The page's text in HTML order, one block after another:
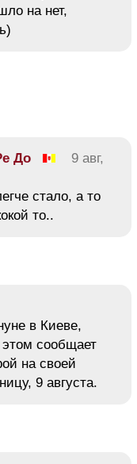
на нет,
До
9 авг,
стало, а то
то..
в Киеве,
сообщает
на своей
9 августа.